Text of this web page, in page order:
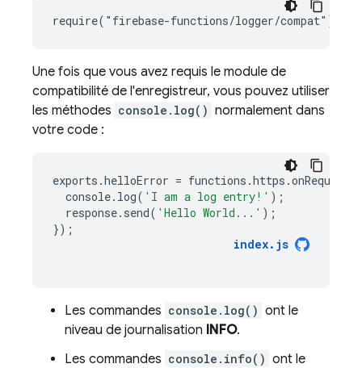
Une fois que vous avez requis le module de
compatibilité de l'enregistreur, vous pouvez utiliser
les méthodes console.log() normalement dans
votre code :
exports .helloError = functions .https .onRequest
console. log( 'I am a log entry!' );
response. send( 'Hello World...' );
});
index. js
Les commandes console.log() ont le
niveau de journalisation INFO.
Les commandes console.info() ont le